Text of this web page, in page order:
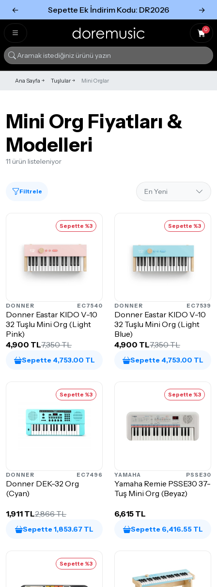
← Sepette Ek İndirim Kodu: DR2026 →
0
Ana Sayfa Tuşlular Mini Orglar
Mini Org Fiyatları &
Modelleri
11 ürün listeleniyor
Filtrele
Sepette %3
DONNER EC7540
Donner Eastar KIDO V-10
32 Tuşlu Mini Org (Light
Pink)
4,900 TL7,350 TL
Sepette 4,753.00 TL
Sepette %3
DONNER EC7539
Donner Eastar KIDO V-10
32 Tuşlu Mini Org (Light
Blue)
4,900 TL7,350 TL
Sepette 4,753.00 TL
Sepette %3
DONNER EC7496
Donner DEK-32 Org
(Cyan)
1,911 TL2,866 TL
Sepette 1,853.67 TL
Sepette %3
YAMAHA PSSE30
Yamaha Remie PSSE30 37-
Tuş Mini Org (Beyaz)
6,615 TL
Sepette 6,416.55 TL
Sepette %3
Tümünü Gör
Tümünü gör